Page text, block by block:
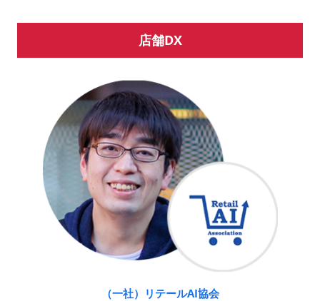
店舗DX
（一社）リテールAI協会